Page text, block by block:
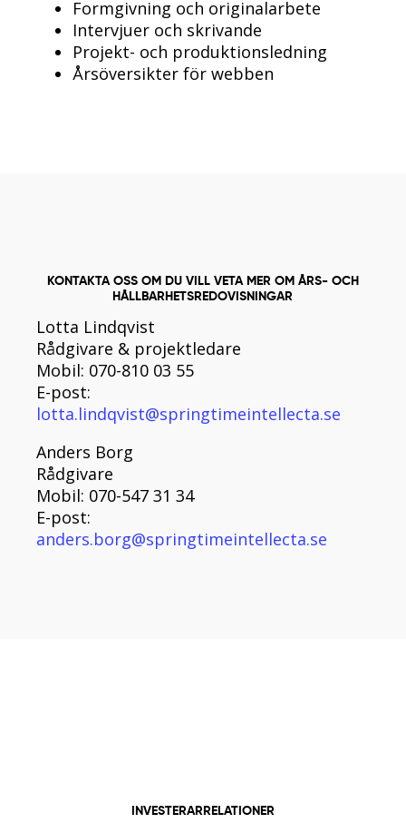
Formgivning och originalarbete
Intervjuer och skrivande
Projekt- och produktionsledning
Årsöversikter för webben
KONTAKTA OSS OM DU VILL VETA MER OM ÅRS- OCH
HÅLLBARHETSREDOVISNINGAR
Lotta Lindqvist
Rådgivare & projektledare
Mobil: 070-810 03 55
E-post:
lotta.lindqvist@springtimeintellecta.se
Anders Borg
Rådgivare
Mobil: 070-547 31 34
E-post:
anders.borg@springtimeintellecta.se
INVESTERARRELATIONER